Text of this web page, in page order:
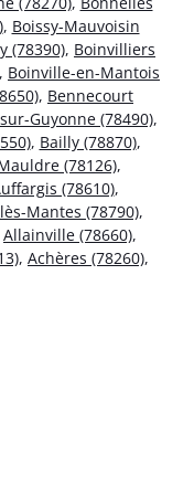
, Boissy-Mauvoisin
(78390), Boinvilliers
, Boinville-en-Mantois
, Bennecourt
Guyonne (78490),
, Bailly (78870),
(78126),
(78610),
Mantes (78790),
Allainville (78660),
, Achères (78260),